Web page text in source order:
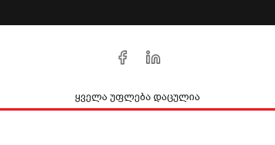
ყველა უფლება დაცულია